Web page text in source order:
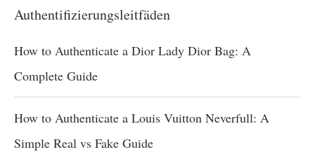
Authentifizierungsleitfäden
How to Authenticate a Dior Lady Dior Bag: A
Complete Guide
How to Authenticate a Louis Vuitton Neverfull: A
Simple Real vs Fake Guide